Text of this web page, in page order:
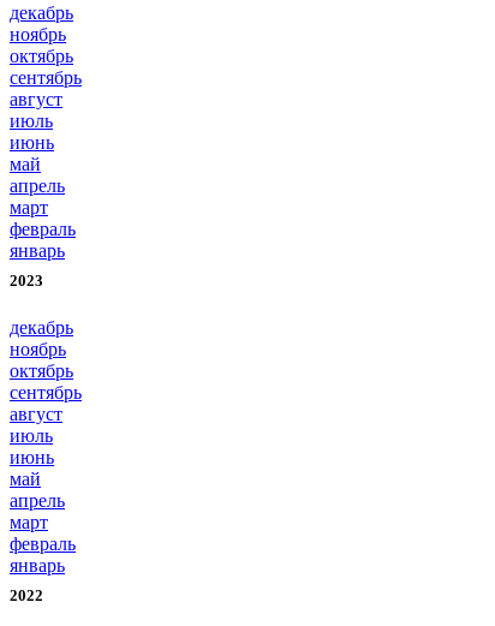
декабрь
ноябрь
октябрь
сентябрь
август
июль
июнь
май
апрель
март
февраль
январь
2023
декабрь
ноябрь
октябрь
сентябрь
август
июль
июнь
май
апрель
март
февраль
январь
2022